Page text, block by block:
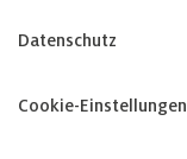
Datenschutz
Cookie-Einstellungen